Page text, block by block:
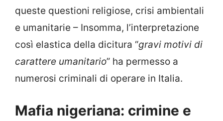
queste questioni religiose, crisi ambientali
e umanitarie – Insomma, l’interpretazione
così elastica della dicitura “gravi motivi di
carattere umanitario” ha permesso a
numerosi criminali di operare in Italia.
Mafia nigeriana: crimine e